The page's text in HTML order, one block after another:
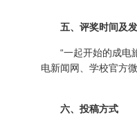
五、评奖时间及发
“一起开始的成电
电新闻网、学校官方
六、投稿方式